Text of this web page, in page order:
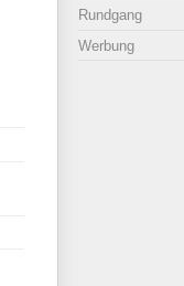
Rundgang
Werbung